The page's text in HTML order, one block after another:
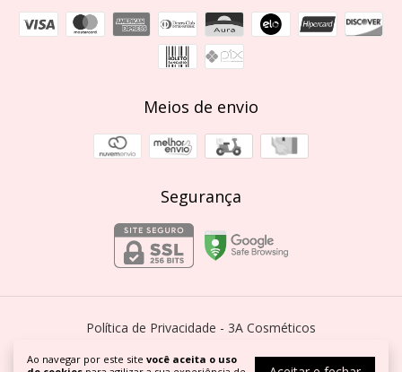
Ao navegar por este site você aceita o uso
Meios de envio
Segurança
Política de Privacidade - 3A Cosméticos